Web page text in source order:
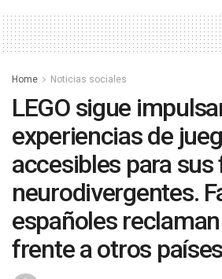
Home Noticias sociales
LEGO sigue
experiencias de
accesibles para sus
neurodivergentes.
españoles
frente a otros países